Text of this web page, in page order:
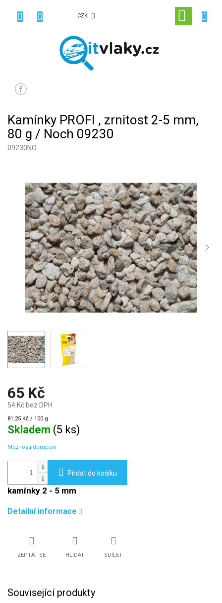
CZK
KOŠÍK
Kamínky PROFI , zrnitost 2-5 mm,
80 g / Noch 09230
09230NO
65 Kč
54 Kč bez DPH
Měrná
cena:
81,25 Kč / 100 g
Skladem (5 ks)
Možnosti doručení
Přidat do košíku
kamínky 2 - 5 mm
Detailní informace
ZEPTAT SE HLÍDAT SDÍLET
Související produkty